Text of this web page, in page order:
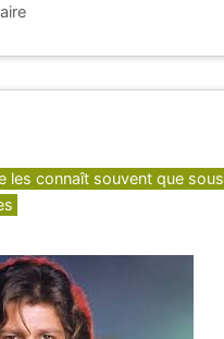
les connaît souvent que sous